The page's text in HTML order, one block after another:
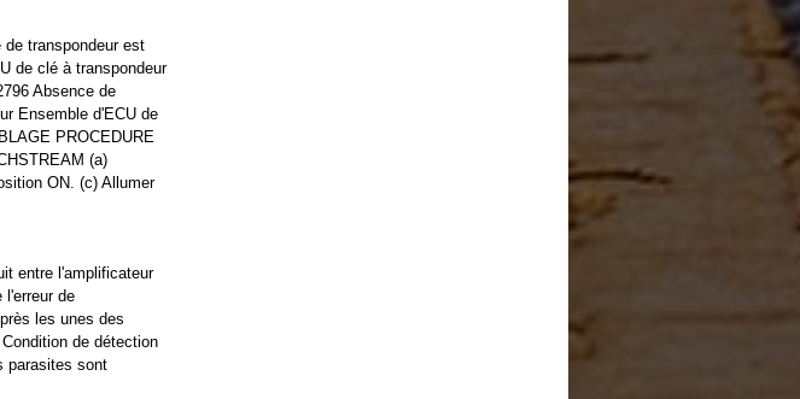
transpondeur est
de clé à transpondeur
Absence de
Ensemble d'ECU de
PROCEDURE
(a)
ON. (c) Allumer
entre l'amplificateur
l'erreur de
les unes des
de détection
parasites sont